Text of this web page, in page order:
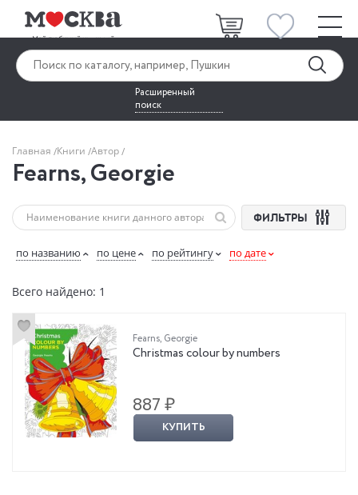
Расширенный
поиск
Главная Книги Автор
Fearns, Georgie
ФИЛЬТРЫ
по названию по цене по рейтингу по дате
Всего найдено: 1
Fearns, Georgie
Christmas colour by numbers
887 ₽
КУПИТЬ